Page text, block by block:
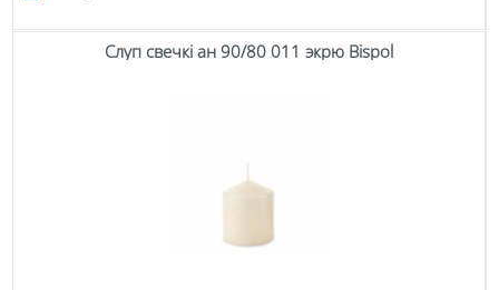
Слуп свечкі ан 90/80 011 экрю Bispol